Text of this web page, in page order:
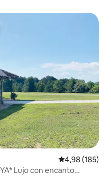
destacados
Calificación
4,98 (185)
Lujo con encanto